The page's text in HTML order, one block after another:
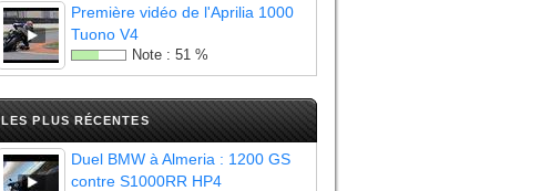
Première vidéo de l'Aprilia 1000
Tuono V4
Note : 51 %
LES PLUS RÉCENTES
Duel BMW à Almeria : 1200 GS
contre S1000RR HP4